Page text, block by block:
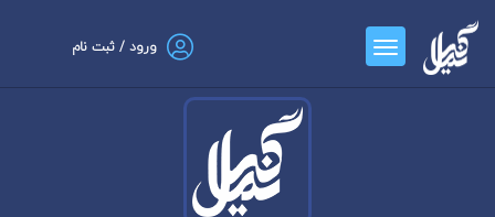
ورود / ثبت نام